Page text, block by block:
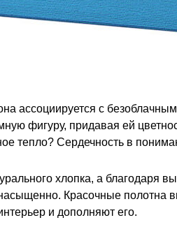
ассоциируется с
фигуру, придавая ей
тепло? Сердечность в
хлопка, а благодаря
Красочные полотна
и дополняют его.